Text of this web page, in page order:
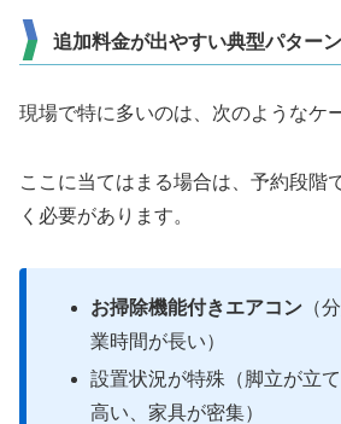
追加料金が出やすい典型パターン
現場で特に多いのは、次のようなケ
ここに当てはまる場合は、予約段階
く必要があります。
お掃除機能付きエアコン （
業時間が長い）
設置状況が特殊（脚立が立
高い、家具が密集）